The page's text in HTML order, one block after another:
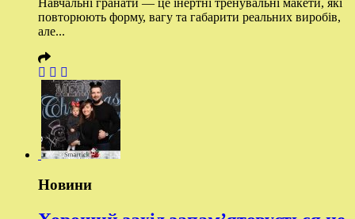
повторюють форму, вагу та габарити реальних виробів,
але...
Новини